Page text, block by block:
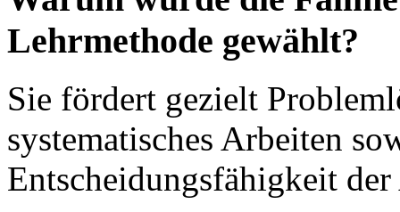
Lehrmethode gewählt?
Sie fördert gezielt
systematisches Arbeiten
Entscheidungsfähigkeit